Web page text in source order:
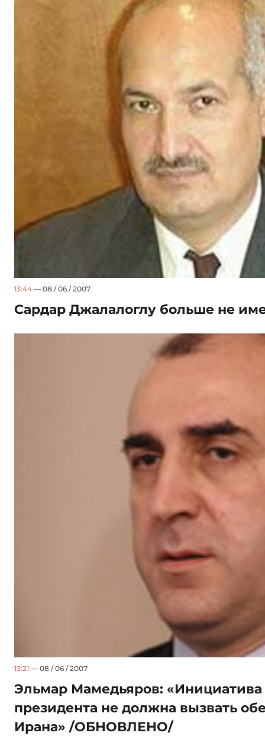
13:44 — 08 / 06 / 2007
Сардар Джалалоглу больше не
13:21 — 08 / 06 / 2007
Эльмар Мамедьяров: «Инициатива
президента не должна вызвать
Ирана» /ОБНОВЛЕНО/